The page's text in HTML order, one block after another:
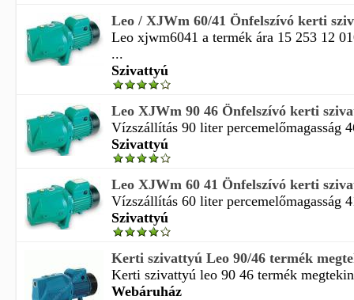
Leo / XJWm 60/41 Önfelszívó kerti
Leo xjwm6041 a termék ára 15 253 12
...
Szivattyú
Leo XJWm 90 46 Önfelszívó kerti
Vízszállítás 90 liter percemelőmagasság
Szivattyú
Leo XJWm 60 41 Önfelszívó kerti
Vízszállítás 60 liter percemelőmagasság
Szivattyú
Kerti szivattyú Leo 90/46 termék
Kerti szivattyú leo 90 46 termék
Webáruház